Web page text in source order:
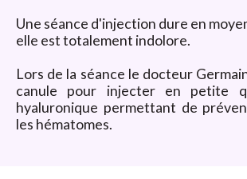
Une séance d'injection dure en
elle est totalement indolore.
Lors de la séance le docteur
canule pour injecter en petite
hyaluronique permettant de
les hématomes.